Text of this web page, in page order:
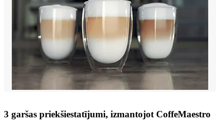
3 garšas priekšiestatījumi, izmantojot CoffeMaestro